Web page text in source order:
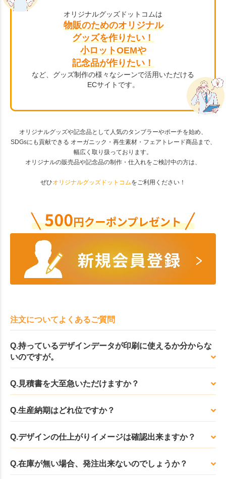
オリジナルグッズドットコムは
物販のためのオリジナル
グッズを作りたい！
小ロットOEMや
記念品が作りたい！
など、グッズ制作の様々なシーンで活用いただける
ECサイトです。
オリジナルグッズや記念品として人気のタンブラーやポーチを始め、
SDGsにも貢献できる オーガニック・再生素材・フェアトレード商品まで、
幅広く取り扱っております。
オリジナルの販売品や記念品の制作・仕入れをご検討中の方は、
ぜひオリジナルグッズドットコムをご利用ください！
注文についてよくあるご質問
Q.持っているデザインデータが印刷に使えるか分からな
いのですが。
Q.見積書を大至急いただけますか？
Q.生産納期はどれ位ですか？
Q.デザインの仕上がりイメージは確認出来ますか？
Q.在庫が無い場合、発注出来ないのでしょうか？